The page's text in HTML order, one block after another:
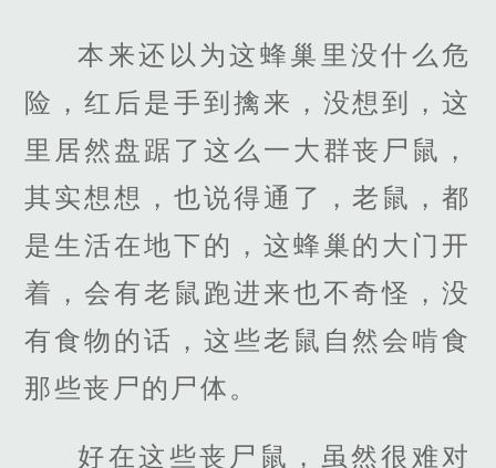
本来还以为这蜂巢里没什么危
险，红后是手到擒来，没想到，这
里居然盘踞了这么一大群丧尸鼠，
其实想想，也说得通了，老鼠，都
是生活在地下的，这蜂巢的大门开
着，会有老鼠跑进来也不奇怪，没
有食物的话，这些老鼠自然会啃食
那些丧尸的尸体。
好在这些丧尸鼠，虽然很难对